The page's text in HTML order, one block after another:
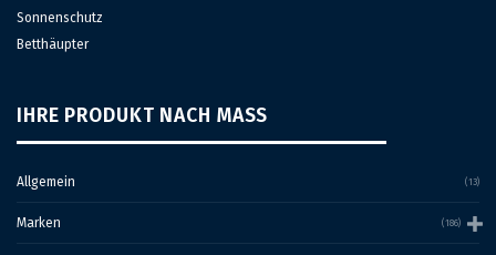
Sonnenschutz
Betthäupter
IHRE PRODUKT NACH MASS
Allgemein (13)
Marken (186)